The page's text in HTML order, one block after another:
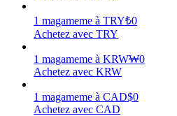
1 magameme à TRY₺0
Achetez avec TRY
1 magameme à KRW₩0
Achetez avec KRW
1 magameme à CAD$0
Achetez avec CAD